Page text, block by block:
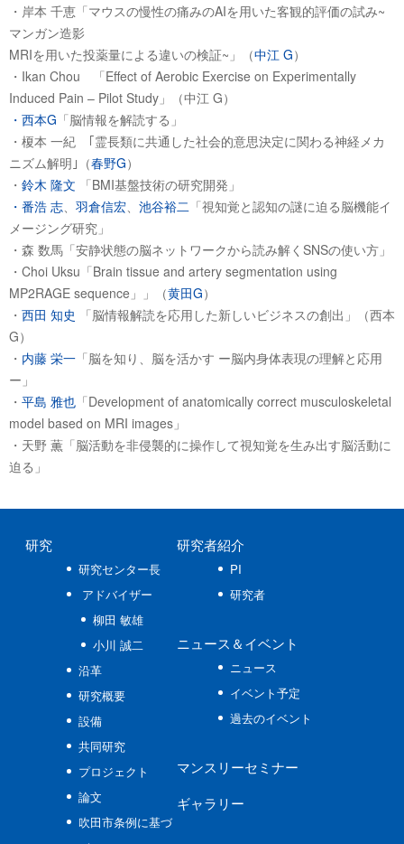
・岸本 千恵「マウスの慢性の痛みのAIを用いた客観的評価の試み~
マンガン造影
MRIを用いた投薬量による違いの検証~」（中江 G）
・Ikan Chou 「Effect of Aerobic Exercise on Experimentally
Induced Pain – Pilot Study」（中江 G）
・西本G 「脳情報を解読する」
・榎本 一紀 ｢霊長類に共通した社会的意思決定に関わる神経メカ
ニズム解明｣（春野G）
・ 鈴木 隆文 「BMI基盤技術の研究開発」
・番浩 志、 羽倉信宏、 池谷裕二「視知覚と認知の謎に迫る脳機能イ
メージング研究」
・森 数馬「安静状態の脳ネットワークから読み解くSNSの使い方」
・Choi Uksu「Brain tissue and artery segmentation using
MP2RAGE sequence」」（黄田G）
・ 西田 知史 「脳情報解読を応用した新しいビジネスの創出」（西本
G）
・ 内藤 栄一「脳を知り、脳を活かす ー脳内身体表現の理解と応用
ー」
・ 平島 雅也「Development of anatomically correct musculoskeletal
model based on MRI images」
・天野 薫「脳活動を非侵襲的に操作して視知覚を生み出す脳活動に
迫る」
研究
研究センター長
アドバイザー
柳田 敏雄
小川 誠二
沿革
研究概要
設備
共同研究
プロジェクト
論文
吹田市条例に基づ
研究者紹介
PI
研究者
ニュース ＆イベント
ニュース
イベント予定
過去のイベント
マンスリーセミナー
ギャラリー